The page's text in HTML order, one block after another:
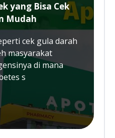
yang Bisa Cek
Mudah
cek gula darah
masyarakat
di mana
s